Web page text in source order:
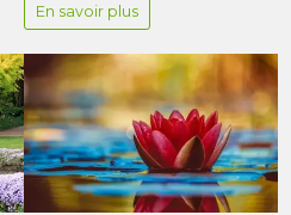
En savoir plus